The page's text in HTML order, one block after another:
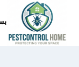
المحتوى